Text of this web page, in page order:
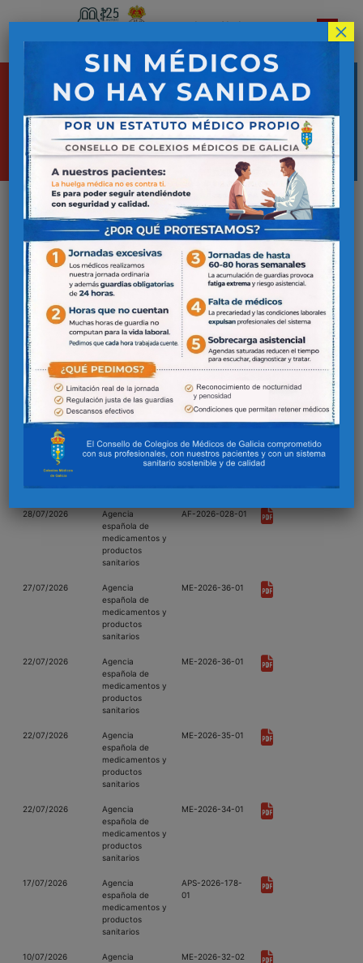
Colegio Oficial de
Alertas Sanitarias
Alertas sanitarias
Buscar:
Fecha Emisor Asunto descargar
31/07/2026
Agencia
medicamentos y
productos
sanitarios
AF-2026-030-01
31/07/2026
Agencia
española de
medicamentos y
productos
sanitarios
29/07/2026
Agencia
española de
medicamentos y
sanitarios
ME-2026-30-02
28/07/2026
Agencia
española de
medicamentos y
productos
sanitarios
AF-2026-028-01
27/07/2026
Agencia
española de
medicamentos y
productos
sanitarios
ME-2026-36-01
22/07/2026
Agencia
española de
medicamentos y
productos
sanitarios
ME-2026-36-01
22/07/2026
Agencia
española de
medicamentos y
productos
sanitarios
ME-2026-35-01
22/07/2026
Agencia
española de
medicamentos y
productos
sanitarios
ME-2026-34-01
17/07/2026
Agencia
española de
medicamentos y
productos
sanitarios
APS-2026-178-
01
10/07/2026
Agencia
ME-2026-32-02
×